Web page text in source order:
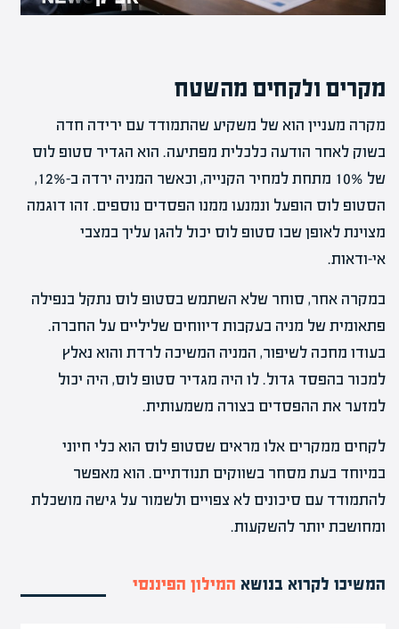
מקרים ולקחים מהשטח
מקרה מעניין הוא של משקיע שהתמודד עם ירידה חדה
בשוק לאחר הודעה כלכלית מפתיעה. הוא הגדיר סטופ לוס
של 10% מתחת למחיר הקנייה, וכאשר המניה ירדה ב-12%,
הסטופ לוס הופעל ונמנעו ממנו הפסדים נוספים. זהו דוגמה
מצוינת לאופן שבו סטופ לוס יכול להגן עליך במצבי
אי-ודאות.
במקרה אחר, סוחר שלא השתמש בסטופ לוס נתקל בנפילה
פתאומית של מניה בעקבות דיווחים שליליים על החברה.
בעודו מחכה לשיפור, המניה המשיכה לרדת והוא נאלץ
למכור בהפסד גדול. לו היה מגדיר סטופ לוס, היה יכול
למזער את ההפסדים בצורה משמעותית.
לקחים ממקרים אלו מראים שסטופ לוס הוא כלי חיוני
במיוחד בעת מסחר בשווקים תנודתיים. הוא מאפשר
להתמודד עם סיכונים לא צפויים ולשמור על גישה מושכלת
ומחושבת יותר להשקעות.
המשיכו לקרוא בנושא המילון הפיננסי